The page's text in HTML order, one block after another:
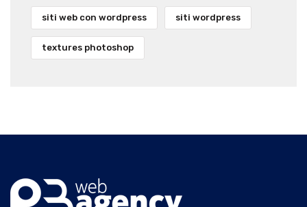
siti web con wordpress siti wordpress
textures photoshop